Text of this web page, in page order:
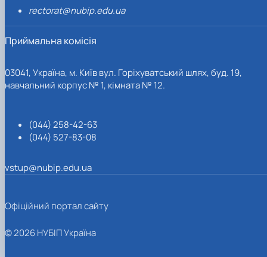
rectorat@nubip.edu.ua
Приймальна комісія
03041, Україна, м. Київ вул. Горіхуватський шлях, буд. 19,
навчальний корпус № 1, кімната № 12.
(044) 258-42-63
(044) 527-83-08
vstup@nubip.edu.ua
Офіційний портал сайту
© 2026 НУБІП Україна